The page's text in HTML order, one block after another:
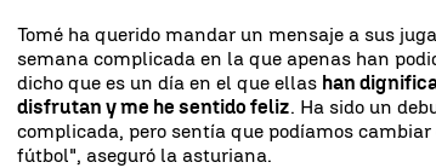
Tomé ha querido mandar un mensaje a sus
semana complicada en la que apenas han
dicho que es un día en el que ellas han
disfrutan y me he sentido feliz. Ha sido un
complicada, pero sentía que podíamos
fútbol", aseguró la asturiana.